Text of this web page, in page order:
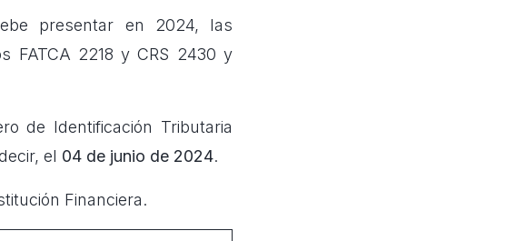
presentar en 2024, las
FATCA 2218 y CRS 2430 y
de Identificación Tributaria
el 04 de junio de 2024.
Financiera.